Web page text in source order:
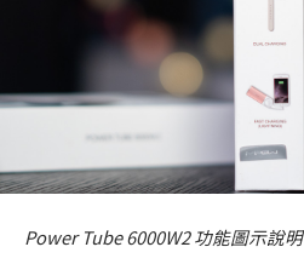
Power Tube 6000W2 功能圖示說明